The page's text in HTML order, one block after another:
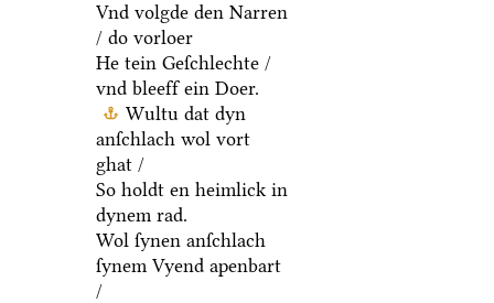
Vnd volgde den Narren
/ do vorloer
He tein Geſchlechte /
vnd bleeff ein Doer.
Wultu dat dyn
anſchlach wol vort
ghat /
So holdt en heimlick in
dynem rad.
Wol ſynen anſchlach
ſynem Vyend apenbart
/